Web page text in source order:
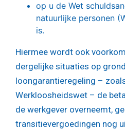
op u de Wet
natuurlijke personen
is.
Hiermee wordt ook
dergelijke situaties op
loongarantieregeling –
Werkloosheidswet – de
de werkgever overneemt,
transitievergoedingen nog